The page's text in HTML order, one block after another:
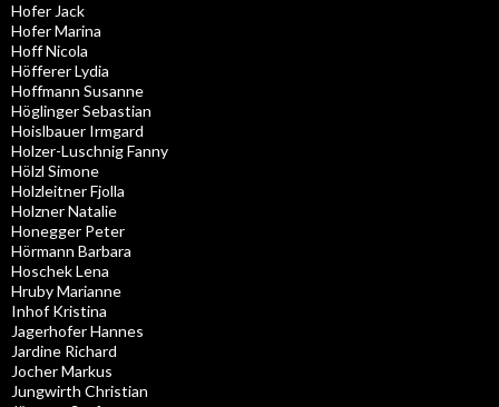
Hofer Jack
Hofer Marina
Hoff Nicola
Höfferer Lydia
Hoffmann Susanne
Höglinger Sebastian
Hoislbauer Irmgard
Holzer-Luschnig Fanny
Hölzl Simone
Holzleitner Fjolla
Holzner Natalie
Honegger Peter
Hörmann Barbara
Hoschek Lena
Hruby Marianne
Inhof Kristina
Jagerhofer Hannes
Jardine Richard
Jocher Markus
Jungwirth Christian